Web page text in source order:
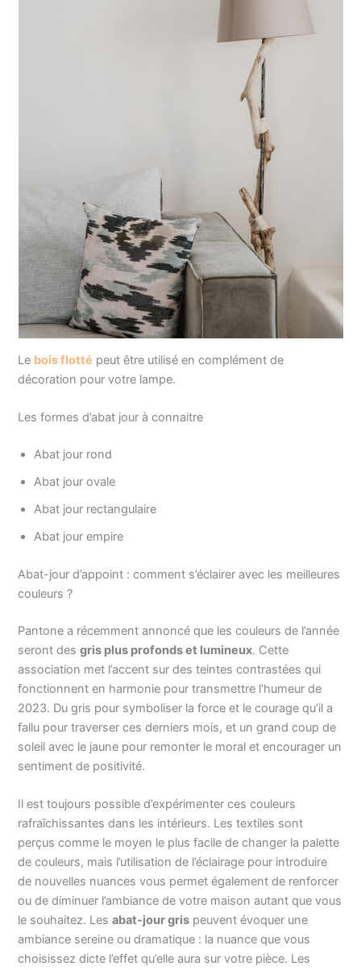
Le bois flotté peut être utilisé en complément de
décoration pour votre lampe.
Les formes d’abat jour à connaitre
Abat jour rond
Abat jour ovale
Abat jour rectangulaire
Abat jour empire
Abat-jour d’appoint : comment s’éclairer avec les meilleures
couleurs ?
Pantone a récemment annoncé que les couleurs de l’année
seront desgris plus profonds et lumineux. Cette
association met l’accent sur des teintes contrastées qui
fonctionnent en harmonie pour transmettre l’humeur de
2023. Du gris pour symboliser la force et le courage qu’il a
fallu pour traverser ces derniers mois, et un grand coup de
soleil avec le jaune pour remonter le moral et encourager un
sentiment de positivité.
Il est toujours possible d’expérimenter ces couleurs
rafraîchissantes dans les intérieurs. Les textiles sont
perçus comme le moyen le plus facile de changer la palette
de couleurs, mais l’utilisation de l’éclairage pour introduire
de nouvelles nuances vous permet également de renforcer
ou de diminuer l’ambiance de votre maison autant que vous
le souhaitez. Lesabat-jour gris peuvent évoquer une
ambiance sereine ou dramatique : la nuance que vous
choisissez dicte l’effet qu’elle aura sur votre pièce. Les